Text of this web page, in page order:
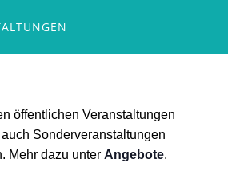
öffentlichen Veranstaltungen
Sonderveranstaltungen
Mehr dazu unter Angebote.